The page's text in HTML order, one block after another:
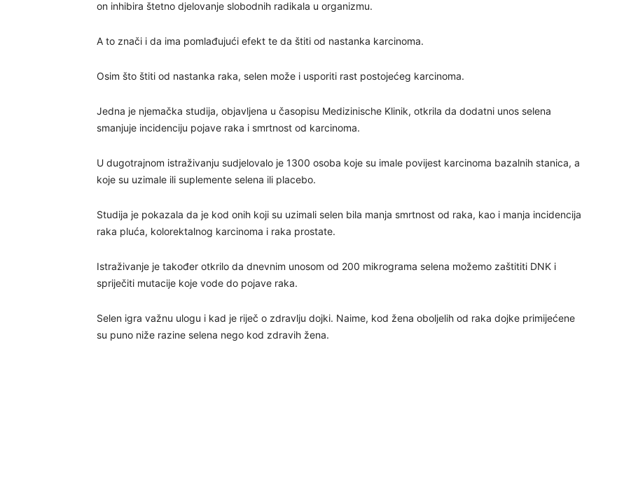
on inhibira štetno djelovanje slobodnih radikala u organizmu.
A to znači i da ima pomlađujući efekt te da štiti od nastanka karcinoma.
Osim što štiti od nastanka raka, selen može i usporiti rast postojećeg karcinoma.
Jedna je njemačka studija, objavljena u časopisu Medizinische Klinik, otkrila da dodatni unos selena
smanjuje incidenciju pojave raka i smrtnost od karcinoma.
U dugotrajnom istraživanju sudjelovalo je 1300 osoba koje su imale povijest karcinoma bazalnih stanica, a
koje su uzimale ili suplemente selena ili placebo.
Studija je pokazala da je kod onih koji su uzimali selen bila manja smrtnost od raka, kao i manja incidencija
raka pluća, kolorektalnog karcinoma i raka prostate.
Istraživanje je također otkrilo da dnevnim unosom od 200 mikrograma selena možemo zaštititi DNK i
spriječiti mutacije koje vode do pojave raka.
Selen igra važnu ulogu i kad je riječ o zdravlju dojki. Naime, kod žena oboljelih od raka dojke primijećene
su puno niže razine selena nego kod zdravih žena.